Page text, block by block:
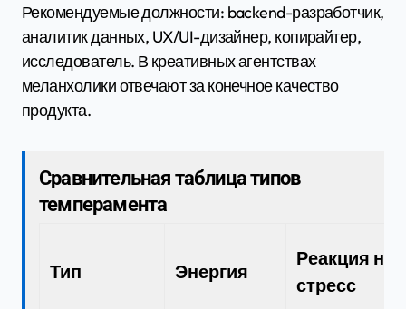
Рекомендуемые должности: backend-разработчик,
аналитик данных, UX/UI-дизайнер, копирайтер,
исследователь. В креативных агентствах
меланхолики отвечают за конечное качество
продукта.
Сравнительная таблица типов
темперамента
Тип Энергия
Реакция на
стресс